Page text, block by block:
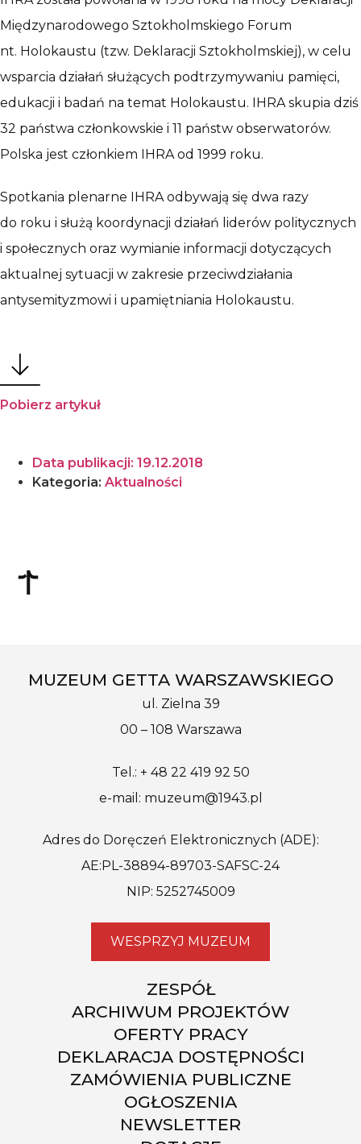
Międzynarodowego Sztokholmskiego Forum
nt. Holokaustu (tzw. Deklaracji Sztokholmskiej), w celu
wsparcia działań służących podtrzymywaniu pamięci,
edukacji i badań na temat Holokaustu. IHRA skupia dziś
32 państwa członkowskie i 11 państw obserwatorów.
Polska jest członkiem IHRA od 1999 roku.
Spotkania plenarne IHRA odbywają się dwa razy
do roku i służą koordynacji działań liderów politycznych
i społecznych oraz wymianie informacji dotyczących
aktualnej sytuacji w zakresie przeciwdziałania
antysemityzmowi i upamiętniania Holokaustu.
Pobierz artykuł
Data publikacji: 19.12.2018
Kategoria: Aktualności
MUZEUM GETTA WARSZAWSKIEGO
ul. Zielna 39
00 – 108 Warszawa
Tel.: + 48 22 419 92 50
e-mail: muzeum@1943.pl
Adres do Doręczeń Elektronicznych (ADE):
AE:PL-38894-89703-SAFSC-24
NIP: 5252745009
WESPRZYJ MUZEUM
ZESPÓŁ
ARCHIWUM PROJEKTÓW
OFERTY PRACY
DEKLARACJA DOSTĘPNOŚCI
ZAMÓWIENIA PUBLICZNE
OGŁOSZENIA
NEWSLETTER